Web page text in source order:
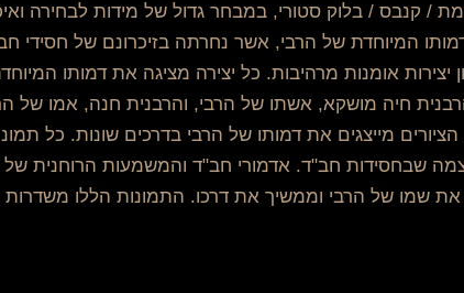
/ בלוק סטורי, במבחר גדול של מידות לבחירה
המיוחדת של הרבי, אשר נחרתה בזיכרונם של חסידי
יצירות אומנות מרהיבות. כל יצירה מציגה את דמותו
חיה מושקא, אשתו של הרבי, והרבנית חנה, אמו של
הציורים מייצגים את דמותו של הרבי בדרכים שונות.
שבחסידות חב"ד. אדמורי חב"ד והמשמעות הרוחנית של
שמו של הרבי וממשיך את דרכו. התמונות הללו